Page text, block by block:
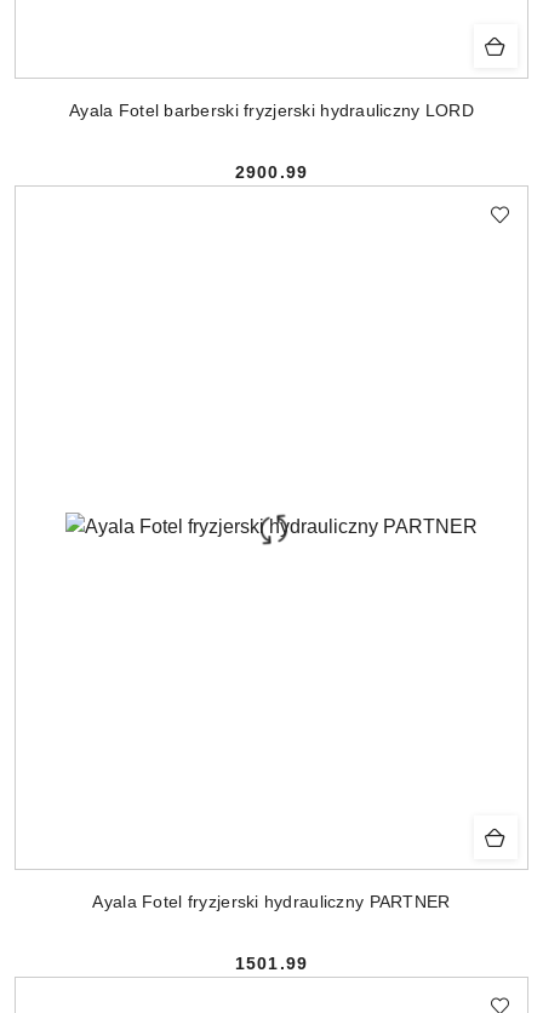
Ayala Fotel barberski fryzjerski hydrauliczny LORD
Cena:
2900.99
Ayala Fotel fryzjerski hydrauliczny PARTNER
Cena:
1501.99